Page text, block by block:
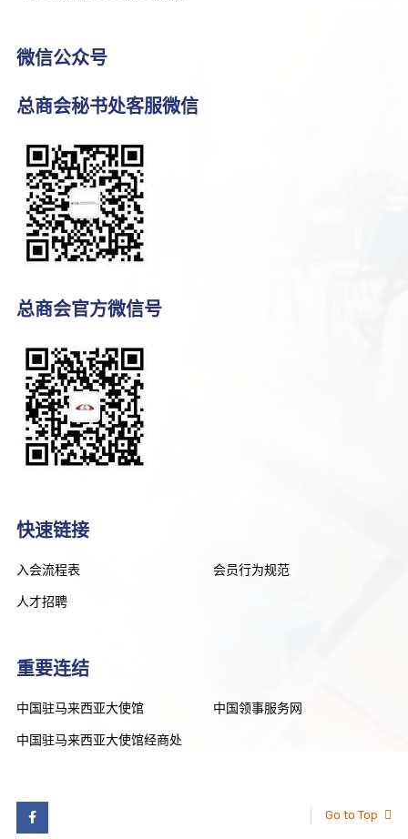
微信公众号
总商会秘书处客服微信
总商会官方微信号
快速链接
入会流程表 会员行为规范
人才招聘
重要连结
中国驻马来西亚大使馆 中国领事服务网
中国驻马来西亚大使馆经商处
Go to Top